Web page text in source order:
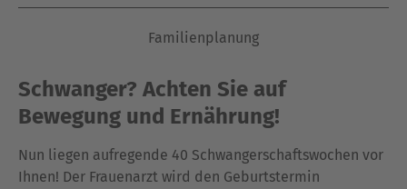
Familienplanung
Schwanger? Achten Sie auf
Bewegung und Ernährung!
Nun liegen aufregende 40 Schwangerschaftswochen vor
Ihnen! Der Frauenarzt wird den Geburtstermin